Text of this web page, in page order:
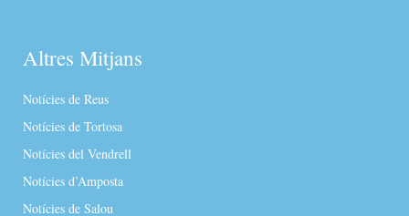
Altres Mitjans
Notícies de Reus
Notícies de Tortosa
Notícies del Vendrell
Notícies d’Amposta
Notícies de Salou